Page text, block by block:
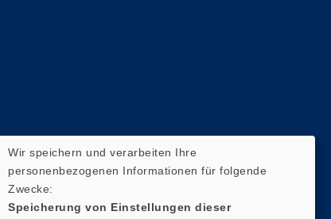
Wir speichern und verarbeiten Ihre
personenbezogenen Informationen für folgende
Zwecke:
Speicherung von Einstellungen dieser